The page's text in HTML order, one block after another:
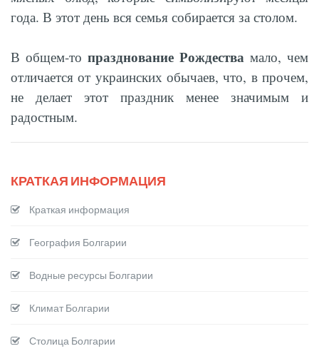
года. В этот день вся семья собирается за столом.
В общем-то празднование Рождества мало, чем
отличается от украинских обычаев, что, в прочем,
не делает этот праздник менее значимым и
радостным.
КРАТКАЯ ИНФОРМАЦИЯ
Краткая информация
География Болгарии
Водные ресурсы Болгарии
Климат Болгарии
Столица Болгарии